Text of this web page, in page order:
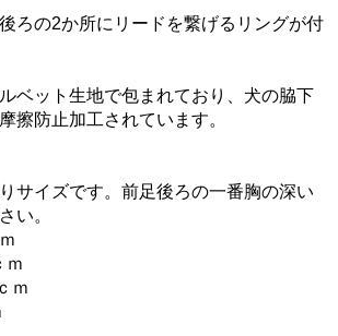
の2か所にリードを繋げるリングが付
ット生地で包まれており、犬の脇下
擦防止加工されています。
サイズです。前足後ろの一番胸の深い
い。
ｍ
ｍ